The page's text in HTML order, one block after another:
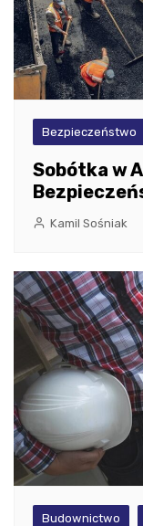
Bezpieczeństwo
Sobótka w
Kamil Sośniak
Budownictwo